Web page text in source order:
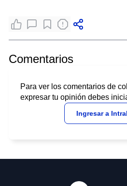
Comentarios
Para ver los comentarios de
expresar tu opinión debes
Ingresar a